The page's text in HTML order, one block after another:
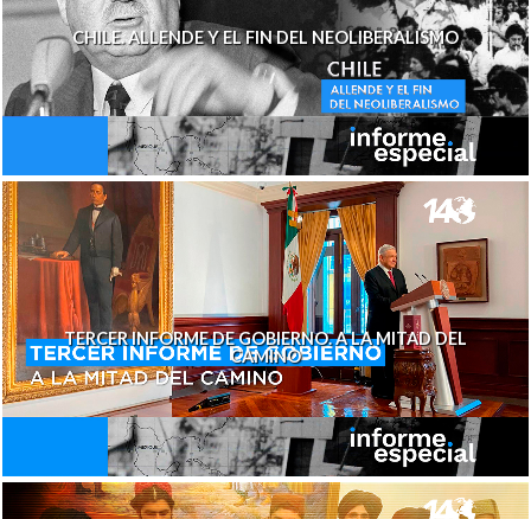
CHILE. ALLENDE Y EL FIN DEL NEOLIBERALISMO
TERCER INFORME DE GOBIERNO. A LA MITAD DEL
CAMINO